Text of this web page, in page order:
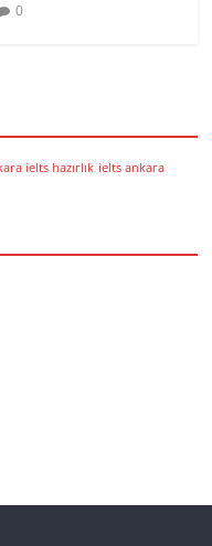
0
ielts hazırlık ielts ankara